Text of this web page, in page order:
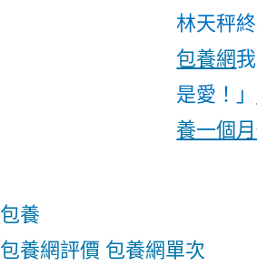
林天秤
包養網
是愛！」
養一個
包養
包養網評價 包養網單次